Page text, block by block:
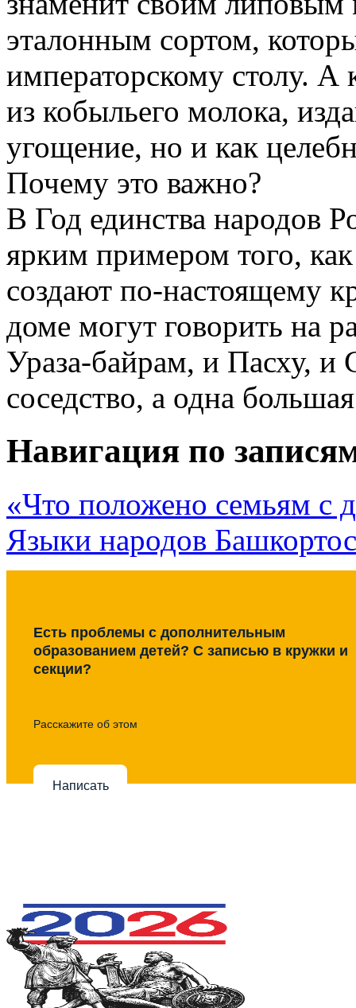
эталонным сортом,
императорскому столу.
из кобыльего молока,
угощение, но и как
Почему это важно?
В Год единства народов
ярким примером того,
создают по-настоящему
доме могут говорить на
Ураза-байрам, и Пасху, и
соседство, а одна
Навигация по
«Что положено семьям с
Языки народов
Есть проблемы с дополнительным
образованием детей? С записью в кружки и
секции?
Расскажите об этом
Написать